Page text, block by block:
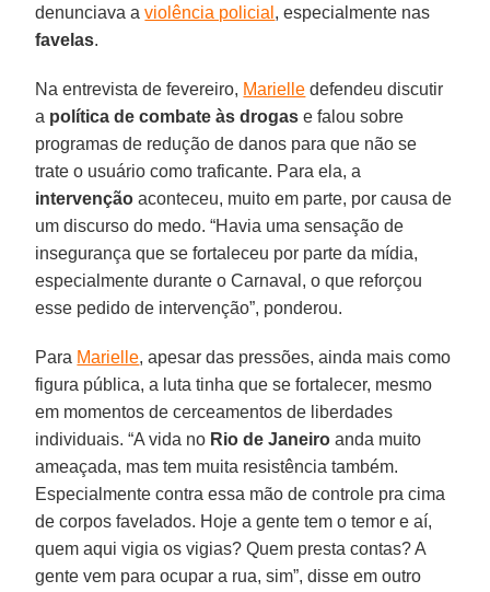
denunciava aviolência policial , especialmente nas
favelas.
Na entrevista de fevereiro, Marielle defendeu discutir
a política de combate às drogas e falou sobre
programas de redução de danos para que não se
trate o usuário como traficante. Para ela, a
intervenção aconteceu, muito em parte, por causa de
um discurso do medo. “Havia uma sensação de
insegurança que se fortaleceu por parte da mídia,
especialmente durante o Carnaval, o que reforçou
esse pedido de intervenção”, ponderou.
Para Marielle, apesar das pressões, ainda mais como
figura pública, a luta tinha que se fortalecer, mesmo
em momentos de cerceamentos de liberdades
individuais. “A vida no Rio de Janeiro anda muito
ameaçada, mas tem muita resistência também.
Especialmente contra essa mão de controle pra cima
de corpos favelados. Hoje a gente tem o temor e aí,
quem aqui vigia os vigias? Quem presta contas? A
gente vem para ocupar a rua, sim”, disse em outro